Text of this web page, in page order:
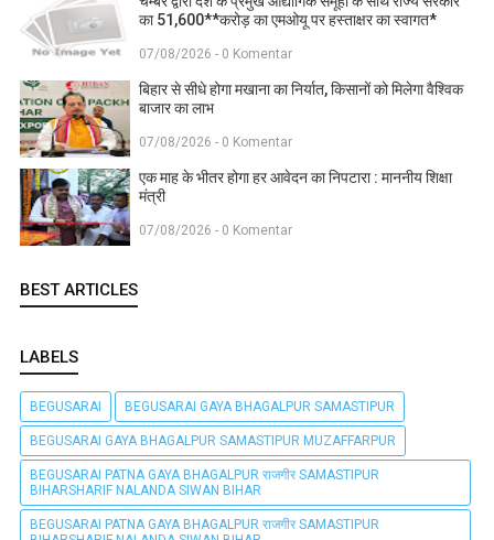
का 51,600**करोड़ का एमओयू पर हस्ताक्षर का स्वागत*
07/08/2026 - 0 Komentar
बिहार से सीधे होगा मखाना का निर्यात, किसानों को मिलेगा वैश्विक
बाजार का लाभ
07/08/2026 - 0 Komentar
एक माह के भीतर होगा हर आवेदन का निपटारा : माननीय शिक्षा
मंत्री
07/08/2026 - 0 Komentar
BEST ARTICLES
LABELS
BEGUSARAI BEGUSARAI GAYA BHAGALPUR SAMASTIPUR
BEGUSARAI GAYA BHAGALPUR SAMASTIPUR MUZAFFARPUR
BEGUSARAI PATNA GAYA BHAGALPUR राजगीर SAMASTIPUR
BIHARSHARIF NALANDA SIWAN BIHAR
BEGUSARAI PATNA GAYA BHAGALPUR राजगीर SAMASTIPUR